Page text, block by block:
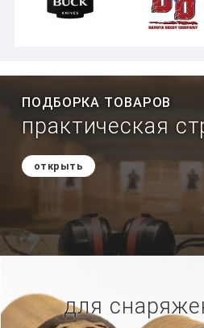
ПОДБОРКА ТОВАРОВ
практическая
открыть
для